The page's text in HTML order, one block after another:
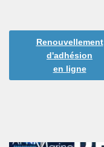
Renouvellement
d'adhésion
en ligne